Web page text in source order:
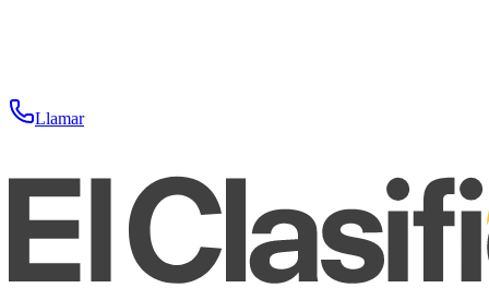
Llamar